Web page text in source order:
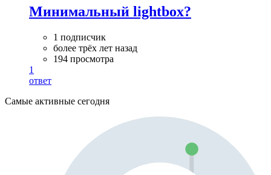
Минимальный lightbox?
1 подписчик
более трёх лет назад
194 просмотра
1
ответ
Самые активные сегодня